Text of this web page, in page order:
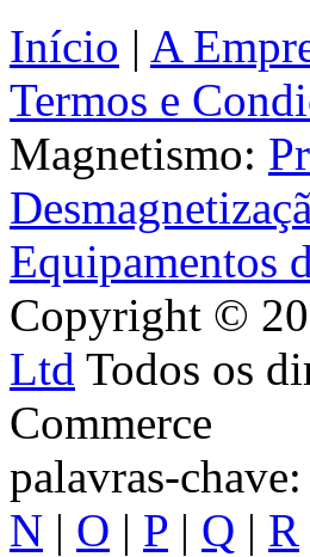
Início | A
Termos e
Magnetismo:
Equipamentos
Copyright ©
Ltd Todos os
Commerce
palavras-chave:
N | O | P | Q | R